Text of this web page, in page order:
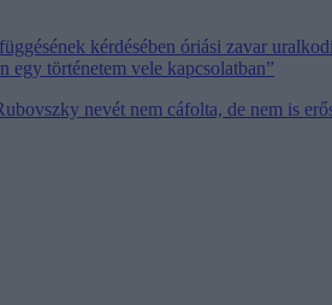
kérdésében óriási zavar
történetem vele kapcsolatban”
nevét nem cáfolta, de nem is